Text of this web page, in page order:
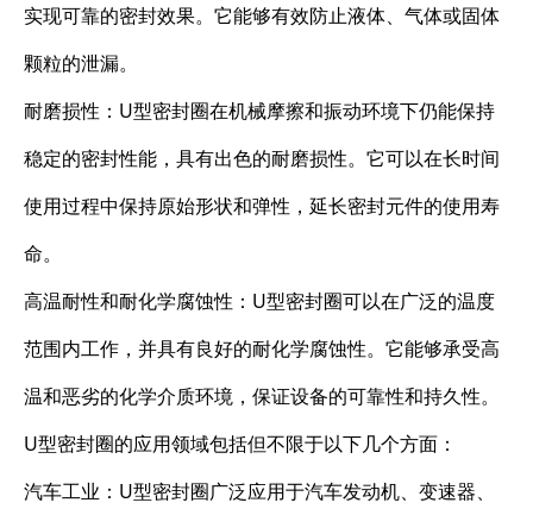
实现可靠的密封效果。它能够有效防止液体、气体或固体
颗粒的泄漏。
耐磨损性：U型密封圈在机械摩擦和振动环境下仍能保持
稳定的密封性能，具有出色的耐磨损性。它可以在长时间
使用过程中保持原始形状和弹性，延长密封元件的使用寿
命。
高温耐性和耐化学腐蚀性：U型密封圈可以在广泛的温度
范围内工作，并具有良好的耐化学腐蚀性。它能够承受高
温和恶劣的化学介质环境，保证设备的可靠性和持久性。
U型密封圈的应用领域包括但不限于以下几个方面：
汽车工业：U型密封圈广泛应用于汽车发动机、变速器、